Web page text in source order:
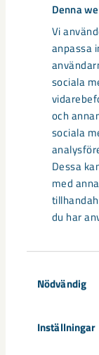
Denna
Vi
anpassa
sociala
och
sociala
Dessa
med
du har
Nödvändig
Inställningar
Så kan
Utvecklingen av
robotar med